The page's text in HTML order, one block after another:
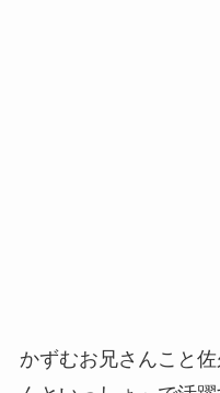
かずむお兄さんこと